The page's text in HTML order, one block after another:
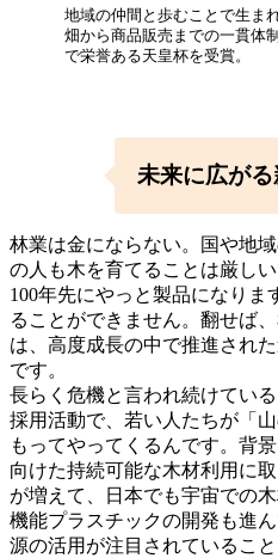
地域の仲間と歩むことで生ま
畑から商品販売までの一貫体
で栄誉ある天皇杯を受賞。
未来に広が
林業は金にならない。国や地
の人も木を育てることは厳し
100年先にやっと製品になりま
ることができません。翻せば
は、高度成長の中で推進され
です。
長らく危機と言われ続けてい
採用活動で、若い人たちが「
もってやってくるんです。背
向けた持続可能な木材利用に
が増えて、日本でも宇宙での
機能プラスチックの開発も進
源の活用が注目されていること